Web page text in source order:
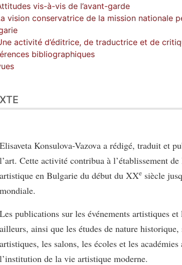
vis-à-vis de l’avant-garde
vision conservatrice de la mission nationale
activité d’éditrice, de traductrice et de
bibliographiques
Elisaveta Konsulova-Vazova a rédigé, traduit et
l’art. Cette activité contribua à l’établissement
artistique en Bulgarie du début du XXe siècle
mondiale.
Les publications sur les événements artistiques
ailleurs, ainsi que les études de nature historique,
artistiques, les salons, les écoles et les
l’institution de la vie artistique moderne.